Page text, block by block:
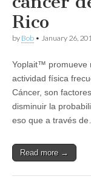
Rico
by Bob • January 26,
Yoplait™ promueve
actividad física
Cáncer, son
disminuir la
eso que a través
Read more →